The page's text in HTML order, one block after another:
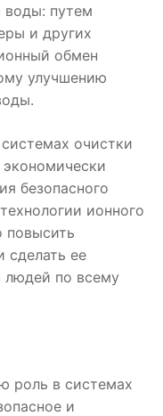
воды: путем
и других
обмен
улучшению
очистки
безопасного
ионного
повысить
сделать ее
людей по всему
роль в системах
и